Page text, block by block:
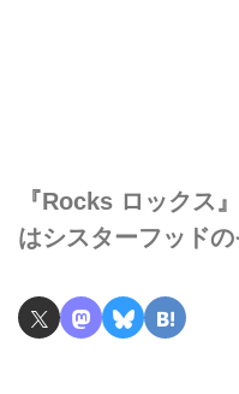
『Rocks ロックス
はシスターフッドの